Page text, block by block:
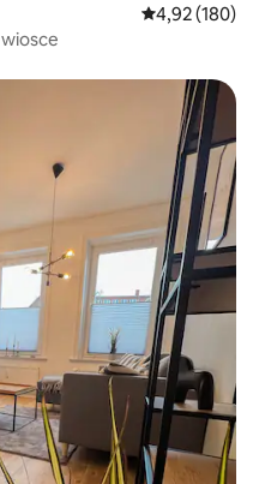
Średnia
4,92 (180)
gości